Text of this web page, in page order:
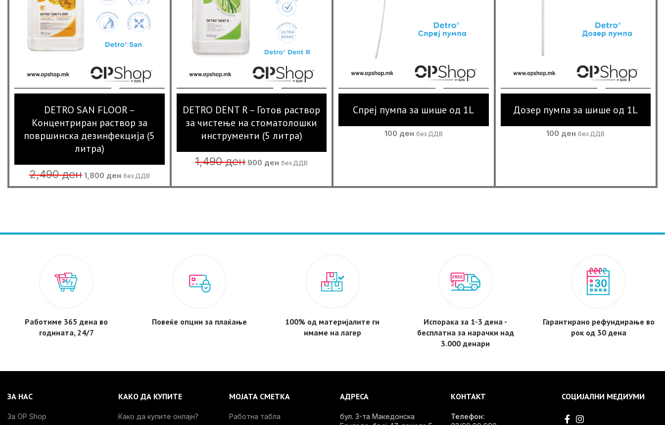
DETRO SAN FLOOR –
Концентриран раствор за
површинска дезинфекција (5
литра)
2,490ден Original
price
was:
1,800 ден
price
is:
без ДДВ
DETRO DENT R – Готов раствор
за чистење на стоматолошки
инструменти (5 литра)
1,490ден Original
price
1,490 ден.
900 ден
price
900 ден.
без ДДВ
Спреј пумпа за шише од 1L
100 ден без ДДВ
Дозер пумпа за шише од 1L
100 ден без ДДВ
Работиме 365 дена во
годината, 24/7
Повеќе опции за плаќање
100% од материјалите ги
имаме на лагер
Испорака за 1-3 дена -
бесплатнa за нарачки над
3.000 денари
Гарантирано рефундирање во
рок од 30 дена
ЗА НАС
За OP Shop
КАКО ДА КУПИТЕ
Како да купите онлајн?
МОЈАТА СМЕТКА
Работна табла
АДРЕСА
бул. 3-та Македонска
КОНТАКТ
Телефон:
СОЦИЈАЛНИ МЕДИУМИ